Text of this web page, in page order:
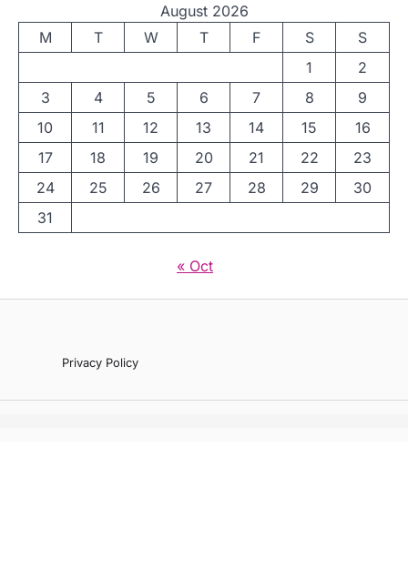
August 2026
M
T W T F S
S
1
2
3
4 5 6 7 8
9
10
11 12 13 14 15
16
17
18 19 20 21 22
23
24
25 26 27 28 29
30
31
« Oct
Privacy Policy